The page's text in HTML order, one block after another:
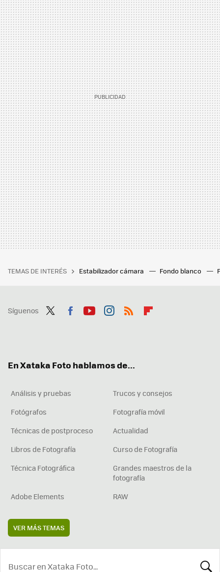
TEMAS DE INTERÉS Estabilizador cámara Fondo blanco
Síguenos
En Xataka Foto hablamos de...
Análisis y pruebas
Trucos y consejos
Fotógrafos
Fotografía móvil
Técnicas de postproceso
Actualidad
Libros de Fotografía
Curso de Fotografía
Técnica Fotográfica
Grandes maestros de la
fotografía
Adobe Elements
RAW
VER MÁS TEMAS